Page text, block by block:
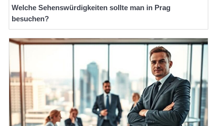
Welche Sehenswürdigkeiten sollte man in Prag
besuchen?